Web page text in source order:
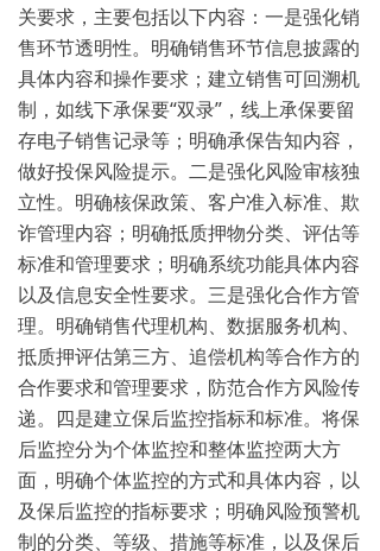
关要求，主要包括以下内容：一是强化销
售环节透明性。明确销售环节信息披露的
具体内容和操作要求；建立销售可回溯机
制，如线下承保要“双录”，线上承保要留
存电子销售记录等；明确承保告知内容，
做好投保风险提示。二是强化风险审核独
立性。明确核保政策、客户准入标准、欺
诈管理内容；明确抵质押物分类、评估等
标准和管理要求；明确系统功能具体内容
以及信息安全性要求。三是强化合作方管
理。明确销售代理机构、数据服务机构、
抵质押评估第三方、追偿机构等合作方的
合作要求和管理要求，防范合作方风险传
递。四是建立保后监控指标和标准。将保
后监控分为个体监控和整体监控两大方
面，明确个体监控的方式和具体内容，以
及保后监控的指标要求；明确风险预警机
制的分类、等级、措施等标准，以及保后